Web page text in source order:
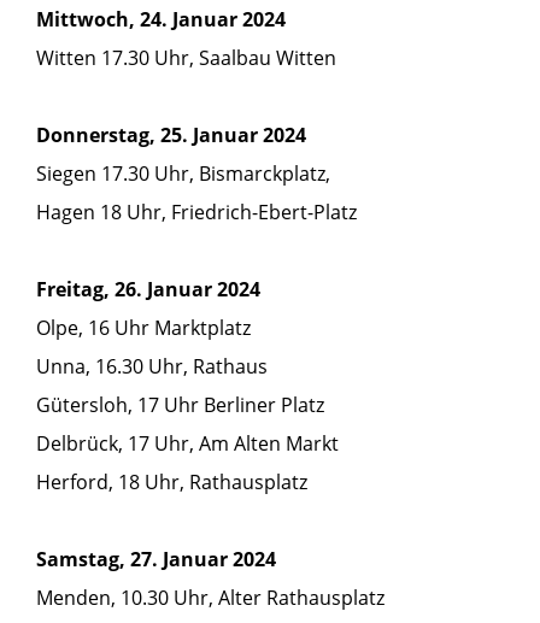
Mittwoch, 24. Januar 2024
Witten 17.30 Uhr, Saalbau Witten
Donnerstag, 25. Januar 2024
Siegen 17.30 Uhr, Bismarckplatz,
Hagen 18 Uhr, Friedrich-Ebert-Platz
Freitag, 26. Januar 2024
Olpe, 16 Uhr Marktplatz
Unna, 16.30 Uhr, Rathaus
Gütersloh, 17 Uhr Berliner Platz
Delbrück, 17 Uhr, Am Alten Markt
Herford, 18 Uhr, Rathausplatz
Samstag, 27. Januar 2024
Menden, 10.30 Uhr, Alter Rathausplatz